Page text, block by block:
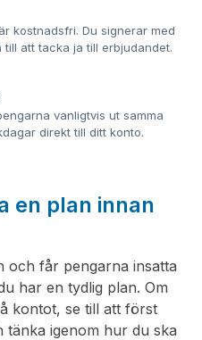
kostnadsfri. Du signerar med
att tacka ja till erbjudandet.
vanligtvis ut samma
direkt till ditt konto.
en plan innan
och får pengarna insatta
har en tydlig plan. Om
kontot, se till att först
tänka igenom hur du ska